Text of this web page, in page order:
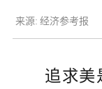
来源: 经济参考报
追求美